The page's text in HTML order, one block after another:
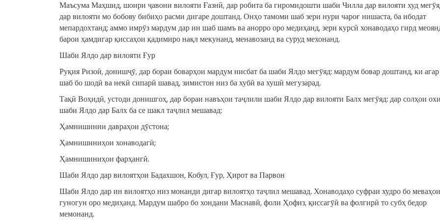
Маъсума Маҳшид, шоири ҷавони вилояти Ғазнӣ, дар робита ба гиромидошти шаби Чилла дар вилояти худ
дар вилояти мо бобову бибиҳо расми дигаре доштанд. Онҳо тамоми шаб зери нури чароғ нишаста, ба ибодат
мепардохтанд; аммо имрӯз мардум дар ин шаб шамъ ва анорро оро медиҳанд, зери курсӣ хонаводаҳо гирд
барои ҳамдигар қиссаҳои қадимиро нақл мекунанд, менавозанд ва суруд мехонанд.
Шаби Ялдо дар вилояти Ғур
Руқия Ризоӣ, донишҷӯ, дар бораи боварҳои мардум нисбат ба шаби Ялдо мегӯяд: мардум бовар доштанд, ки
шаб бо шодӣ ва некӣ сипарӣ шавад, зимистон низ ба хубӣ ва хушӣ мегузарад.
Тақӣ Воҳидӣ, устоди донишгоҳ, дар бораи навъҳои таҷлили шаби Ялдо дар вилояти Балх мегӯяд: дар солҳои
шаби Ялдо дар Балх ба се шакл таҷлил мешавад:
Ҳамнишинии давраҳои дӯстона;
Ҳамнишиниҳои хонаводагӣ;
Ҳамнишиниҳои фарҳангӣ.
Шаби Ялдо дар вилоятҳои Бадахшон, Кобул, Ғур, Ҳирот ва Парвон
Шаби Ялдо дар ин вилоятҳо низ монанди дигар вилоятҳо таҷлил мешавад. Хонаводаҳо суфраи худро бо меваҳои
гуногун оро медиҳанд. Мардум шабро бо хондани Маснавӣ, фоли Ҳофиз, қиссагӯӣ ва фолгирӣ то субҳ бедор
мемонанд.